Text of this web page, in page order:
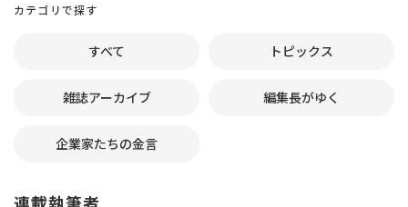
カテゴリで探す
すべて トピックス
雑誌アーカイブ 編集長がゆく
企業家たちの金言